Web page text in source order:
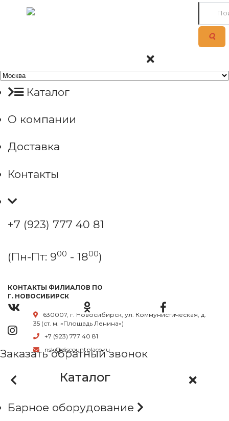
Каталог
О компании
Доставка
Контакты
+7 (923) 777 40 81
(Пн-Пт: 900 - 1800)
КОНТАКТЫ ФИЛИАЛОВ ПО
Г. НОВОСИБИРСК
630007, г. Новосибирск, ул. Коммунистическая, д.
35 (ст. м. «Площадь Ленина»)
+7 (923) 777 40 81
nsk@discountplace.ru
Заказать обратный звонок
Каталог
Барное оборудование